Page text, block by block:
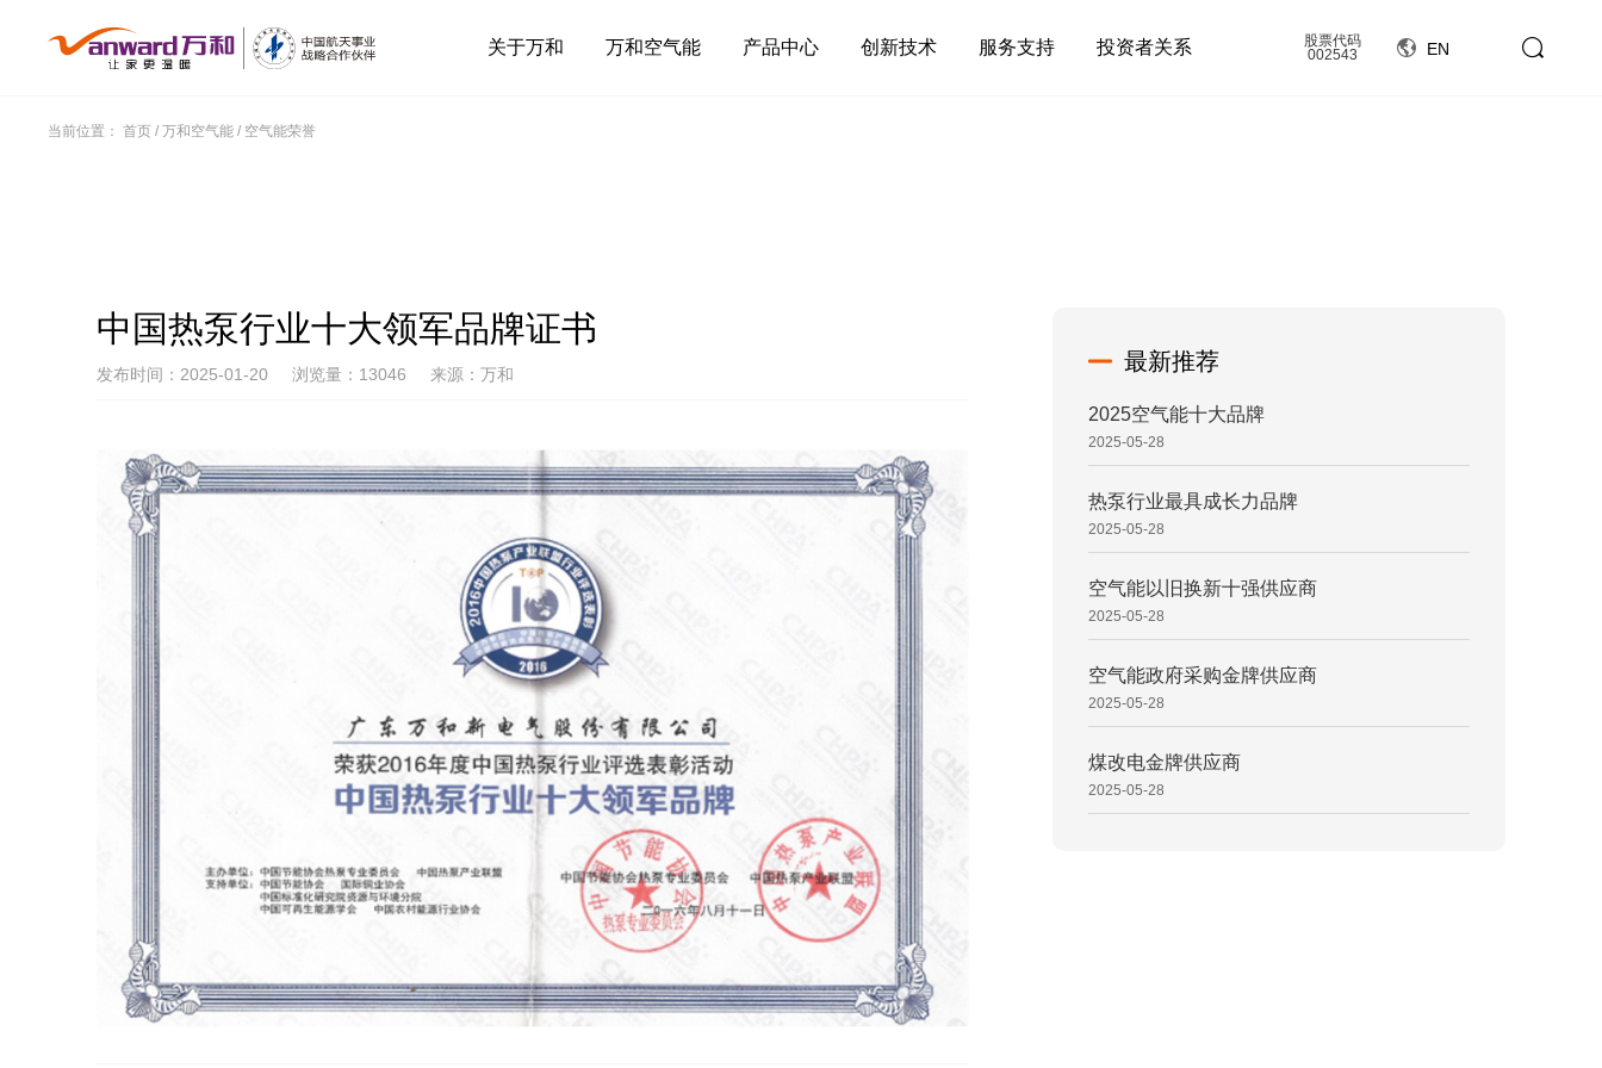
关于万和 万和空气能 产品中心 创新技术 服务支持 投资者关系
股票代码
002543
EN
当前位置：首页 /万和空气能 / 空气能荣誉
中国热泵行业十大领军品牌证书
发布时间：2025-01-20 浏览量：13046 来源：万和 最新推荐
2025空气能十大品牌
2025-05-28
热泵行业最具成长力品牌
2025-05-28
空气能以旧换新十强供应商
2025-05-28
空气能政府采购金牌供应商
2025-05-28
煤改电金牌供应商
2025-05-28